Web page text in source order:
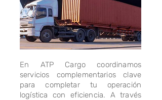
En ATP Cargo coordinamos
servicios complementarios clave
para completar tu operación
logística con eficiencia. A través